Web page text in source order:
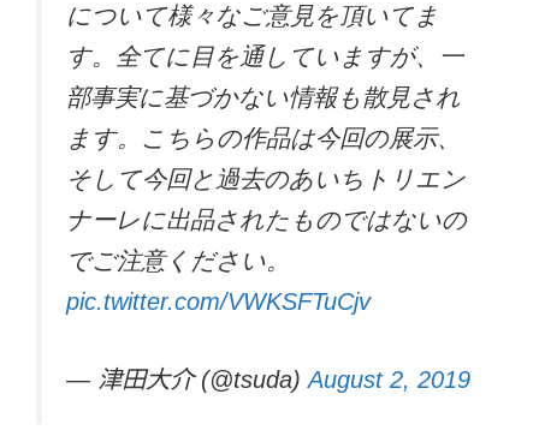
について様々なご意見を頂いてま
す。全てに目を通していますが、一
部事実に基づかない情報も散見され
ます。こちらの作品は今回の展示、
そして今回と過去のあいちトリエン
ナーレに出品されたものではないの
でご注意ください。
pic.twitter.com/VWKSFTuCjv
— 津田大介 (@tsuda)August 2, 2019